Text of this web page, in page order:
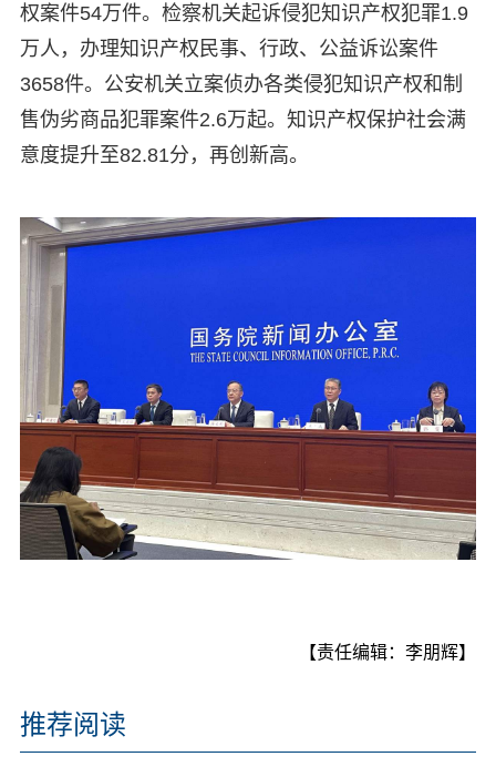
权案件54万件。检察机关起诉侵犯知识产权犯罪1.9
万人，办理知识产权民事、行政、公益诉讼案件
3658件。公安机关立案侦办各类侵犯知识产权和制
售伪劣商品犯罪案件2.6万起。知识产权保护社会满
意度提升至82.81分，再创新高。
【责任编辑：李朋辉】
推荐阅读